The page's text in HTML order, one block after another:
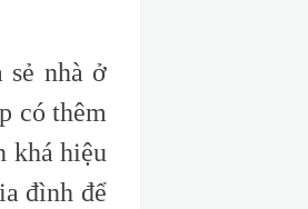
sẻ nhà ở
có thêm
khá hiệu
đình để